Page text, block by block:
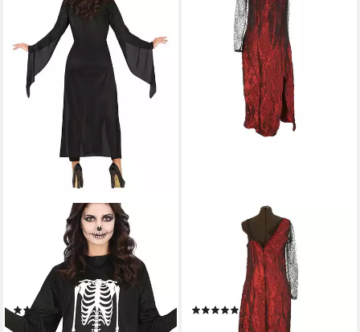
KARNEVAL-KLAMOTTEN
Kostüm Skelett Tunika Damen
Einheitsgröße, Horror
Damenkostüm Halloween
Karneval
(1)
19,95 €
Hexen-Kostüm Höllenbraut
Teufelin Kostüm Kleid
Halloween Karneval Fasching
(2)
UVP29,99 €